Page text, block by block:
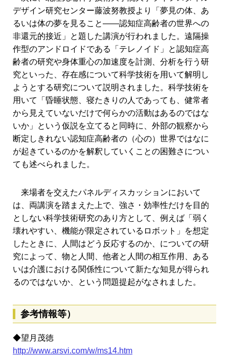
デザイン研究センター藤波努教授より「夢見の体、あ
るいは体の夢を見ること――認知症高齢者の世界への
非還元的接近」と題した講演が行われました。遠隔操
作型のアンドロイドである「テレノイド」と認知症高
齢者の研究や身体重心の加速度を計測、分析を行う研
究といった、存在感について科学技術を用いて解明し
ようとする研究について説明されました。科学技術を
用いて「昏睡状態、寝たきりの人であっても、健常者
から見えていないだけで何らかの活動はあるのではな
いか」という仮説を立てると同時に、外部の観察から
断定しきれない認知症高齢者の（心の）世界ではなに
が起きているのかを解釈していくことの困難さについ
ても述べられました。
来場者を交えたパネルディスカッションにおいて
は、両講演を踏まえた上で、強さ・効率性だけを目的
としない科学技術研究のあり方として、例えば「弱く
壊れやすい、機能が限定されているロボット」を想定
したときに、人間はどう反応するのか、についての研
究によって、物と人間、他者と人間の相互作用、ある
いは介護における関係性について新たな知見が得られ
るのではないか、という問題提起がなされました。
参考情報等）
◆望月茂徳
http://www.arsvi.com/w/ms14.htm